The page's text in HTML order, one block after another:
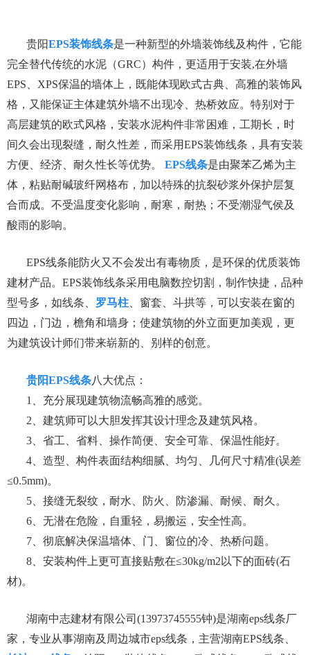
贵阳EPS装饰线条是一种新型的外墙装饰线及构件，它能
完全替代传统的水泥（GRC）构件，更适用于安装,在外墙
EPS、XPS保温的墙体上，既能体现欧式古典、高雅的装饰风
格，又能保证主体建筑外墙不出现冷、热桥效应。特别对于
高层建筑的欧式风格，安装水泥构件非常困难，工期长，时
间久会出现裂缝，耐久性差，而采用EPS装饰线条，具有安装
方便、经济、耐久性长等优势。 EPS线条是由聚苯乙烯为主
体，粘贴耐碱玻纤网格布，加以特殊的抗裂砂浆外保护层复
合而成。不受温度变化影响，耐寒，耐热；不受潮湿气侯及
酸雨的影响。
EPS线条能防火又不会发出有毒物质，是环保的优质装饰
建材产品。EPS装饰线条采用电脑数控切割，制作快捷，品种
型号多，如线条、 罗马柱、窗套、斗拱等，可以安装在窗的
四边，门边，檐角和墙身；使建筑物的外立面更加美观，更
为建筑设计师们带来崭新的、别样的创意。
贵阳EPS线条八大优点：
1、充分展现建筑物流畅高雅的感觉。
2、建筑师可以大胆发挥其设计理念及建筑风格。
3、省工、省料、操作简便、安全可靠、保温性能好。
4、造型、构件表面结构细腻、均匀、几何尺寸精准(误差
≤0.5mm)。
5、接缝无裂纹，耐水、防火、防渗漏、耐候、耐久。
6、无潜在危险，自重轻，易搬运，安全性高。
7、彻底解决保温墙体、门、窗位的冷、热桥问题。
8、安装构件上更可直接贴敷在≤30kg/m2以下的面砖(石
材)。
湖南中志建材有限公司(13973745555钟)是湖南eps线条厂
家，专业从事湖南及周边城市eps线条，主营湖南EPS线条、